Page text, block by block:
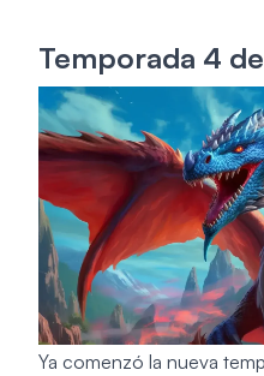
Temporada 4
Ya comenzó la nueva